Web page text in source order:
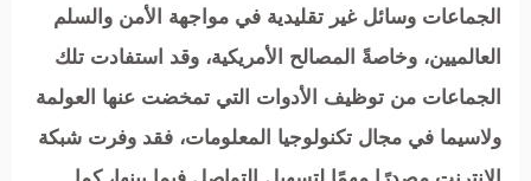
الجماعات وسائل غير تقليدية في مواجهة الأمن والسلم
العالميين، وخاصةً المصالح الأمريكية، وقد استفادت تلك
الجماعات من توظيف الأدوات التي تمخضت عنها العولمة
ولاسيما في مجال تكنولوجيا المعلومات، فقد وفرت شبكة